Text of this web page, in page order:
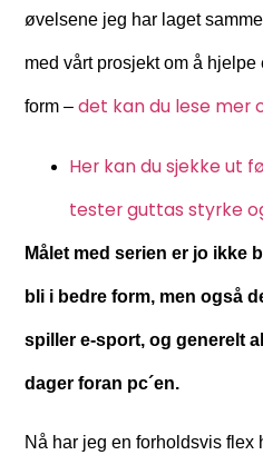
øvelsene jeg har laget
med vårt prosjekt om å
form –det kan du lese mer
Her kan du sjekke ut
tester guttas styrke
Målet med serien er jo ikke
bli i bedre form, men også
spiller e-sport, og generelt
dager foran pc´en.
Nå har jeg en forholdsvis flex